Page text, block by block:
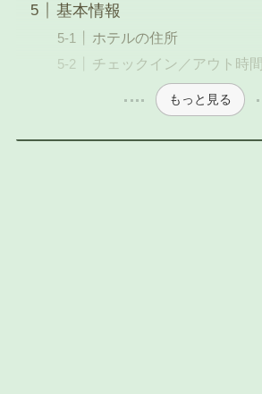
基本情報
ホテルの住所
チェックイン／アウト時間
もっと見る